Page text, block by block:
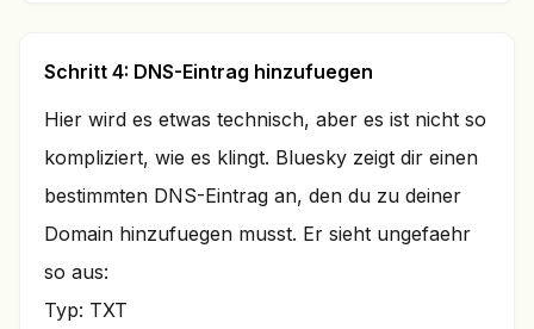
Schritt 4: DNS-Eintrag hinzufuegen
Hier wird es etwas technisch, aber es ist nicht so
kompliziert, wie es klingt. Bluesky zeigt dir einen
bestimmten DNS-Eintrag an, den du zu deiner
Domain hinzufuegen musst. Er sieht ungefaehr
so aus:
Typ: TXT